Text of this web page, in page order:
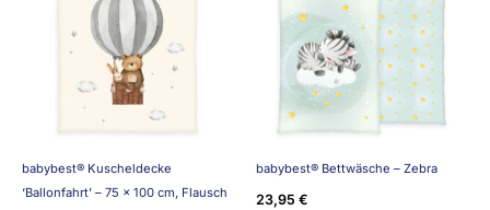
babybest® Kuscheldecke
‘Ballonfahrt’ – 75 x 100 cm, Flausch
babybest® Bettwäsche – Zebra
23,95 €